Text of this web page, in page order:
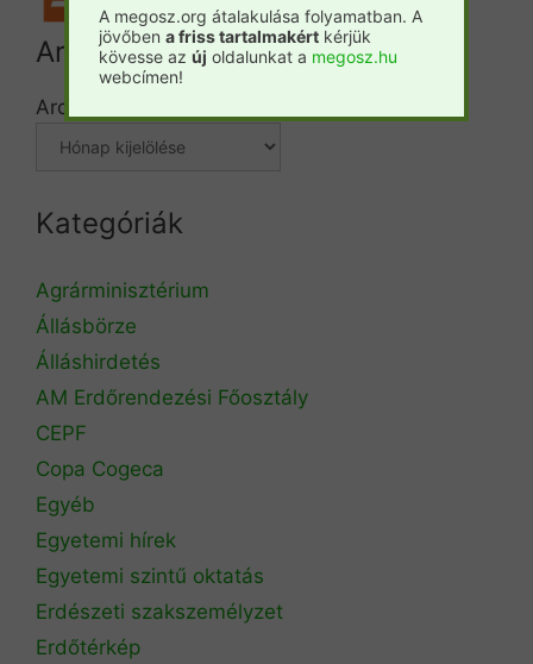
Archívum
Archívum
Kategóriák
Agrárminisztérium
Állásbörze
Álláshirdetés
AM Erdőrendezési Főosztály
CEPF
Copa Cogeca
Egyéb
Egyetemi hírek
Egyetemi szintű oktatás
Erdészeti szakszemélyzet
Erdőtérkép
A megosz.org átalakulása folyamatban. A
jövőben a friss tartalmakért kérjük
kövesse az új oldalunkat a megosz.hu
webcímen!